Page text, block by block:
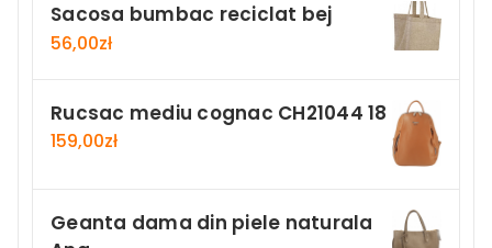
Sacosa bumbac reciclat bej
56,00zł
Rucsac mediu cognac CH21044 18
159,00zł
Geanta dama din piele naturala